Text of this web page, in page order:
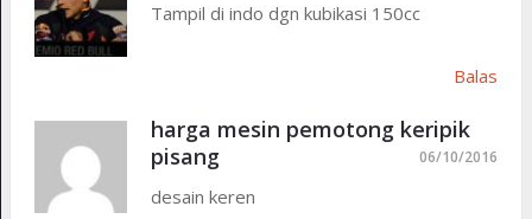
Tampil di indo dgn kubikasi 150cc
Balas
harga mesin pemotong keripik
pisang
06/10/2016
desain keren